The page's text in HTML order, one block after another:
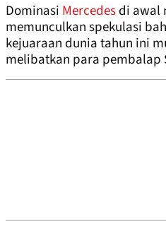
Dominasi Mercedesdi awal
memunculkan spekulasi
kejuaraan dunia tahun ini
melibatkan para pembalap